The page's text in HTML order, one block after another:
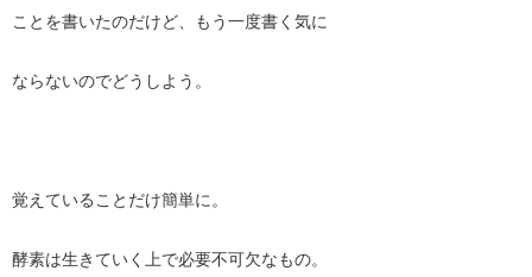
ことを書いたのだけど、もう一度書く気に
ならないのでどうしよう。
覚えていることだけ簡単に。
酵素は生きていく上で必要不可欠なもの。